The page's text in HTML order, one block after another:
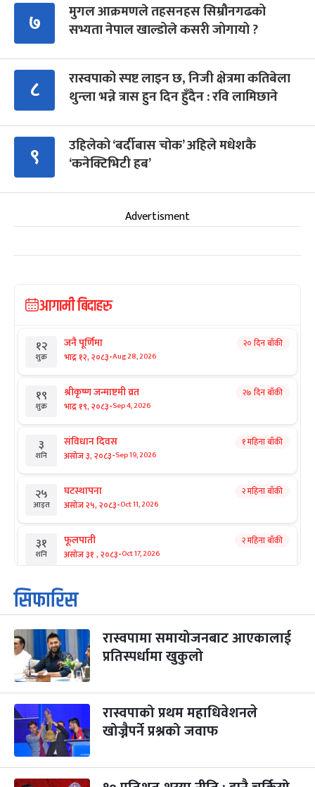
७
मुगल आक्रमणले तहसनहस सिम्रौनगढको
सभ्यता नेपाल खाल्डोले कसरी जोगायो ?
८
रास्वपाको स्पष्ट लाइन छ, निजी क्षेत्रमा कतिबेला
थुन्ला भन्ने त्रास हुन दिन हुँदैन : रवि लामिछाने
९
उहिलेको ‘बर्दीबास चोक’ अहिले मधेशकै
‘कनेक्टिभिटी हब’
Advertisment
आगामी बिदाहरु
१२
शुक्र
जनै पूर्णिमा
भाद्र १२, २०८३-Aug 28, 2026
२० दिन बाँकी
१९
शुक्र
श्रीकृष्ण जन्माष्टमी व्रत
भाद्र १९, २०८३-Sep 4, 2026
२७ दिन बाँकी
३
शनि
संविधान दिवस
असोज ३, २०८३-Sep 19, 2026
१ महिना बाँकी
२५
आइत
घटस्थापना
असोज २५, २०८३-Oct 11, 2026
२ महिना बाँकी
३१
शनि
फूलपाती
असोज ३१ , २०८३-Oct 17, 2026
२ महिना बाँकी
१
आइत
कार्तिक सङ्क्रान्ति
कार्तिक १, २०८३
मंगल
महानवमी
कार्तिक ३, २०८३-Oct 20, 2026
२ महिना बाँकी
४
बुध कार्तिक ४, २०८३ Oct 21, 2026
५
बिहि
पापा‌ङ्कुशा एकादशी व्रत
कार्तिक ५, २०८३
सिफारिस
रास्वपामा समायोजनबाट आएकालाई
प्रतिस्पर्धामा खुकुलो
रास्वपाको प्रथम महाधिवेशनले
खोज्नैपर्ने प्रश्नको जवाफ